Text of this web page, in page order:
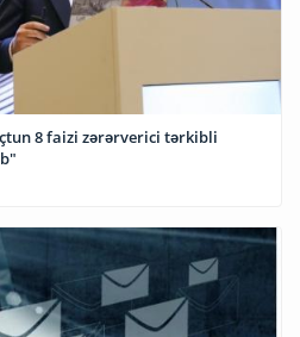
8 faizi zərərverici tərkibli